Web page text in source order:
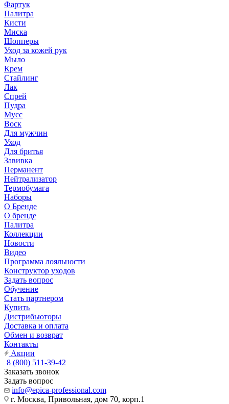
Фартук
Палитра
Кисти
Миска
Шопперы
Уход за кожей рук
Мыло
Крем
Стайлинг
Лак
Спрей
Пудра
Мусс
Воск
Для мужчин
Уход
Для бритья
Завивка
Перманент
Нейтрализатор
Термобумага
Наборы
О Бренде
О бренде
Палитра
Коллекции
Новости
Видео
Программа лояльности
Конструктор уходов
Задать вопрос
Обучение
Стать партнером
Купить
Дистрибьюторы
Доставка и оплата
Обмен и возврат
Контакты
Акции
8 (800) 511-39-42
Заказать звонок
Задать вопрос
info@epica-professional.com
г. Москва, Привольная, дом 70, корп.1